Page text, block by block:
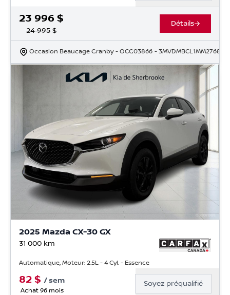
23 996 $
24 995 $
Détails
Occasion Beaucage Granby - OCG03866 - 3MVDMBCL1MM276812
2025 Mazda CX-30 GX
31 000 km
Automatique, Moteur: 2.5L - 4 Cyl. - Essence
82 $ /sem
Achat 96 mois
Soyez préqualifié